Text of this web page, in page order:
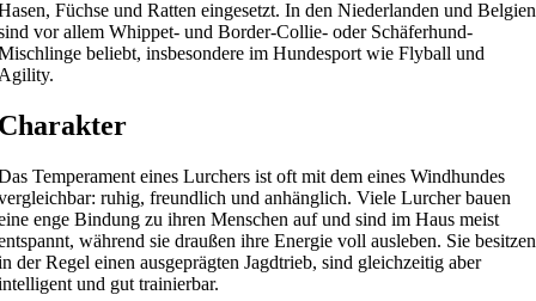
Füchse und Ratten eingesetzt. In den Niederlanden und Belgien
vor allem Whippet- und Border-Collie- oder Schäferhund-
beliebt, insbesondere im Hundesport wie Flyball und
Temperament eines Lurchers ist oft mit dem eines Windhundes
ruhig, freundlich und anhänglich. Viele Lurcher bauen
enge Bindung zu ihren Menschen auf und sind im Haus meist
während sie draußen ihre Energie voll ausleben. Sie besitzen
der Regel einen ausgeprägten Jagdtrieb, sind gleichzeitig aber
und gut trainierbar.